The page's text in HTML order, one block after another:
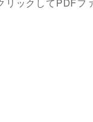
ックしてPDFフ